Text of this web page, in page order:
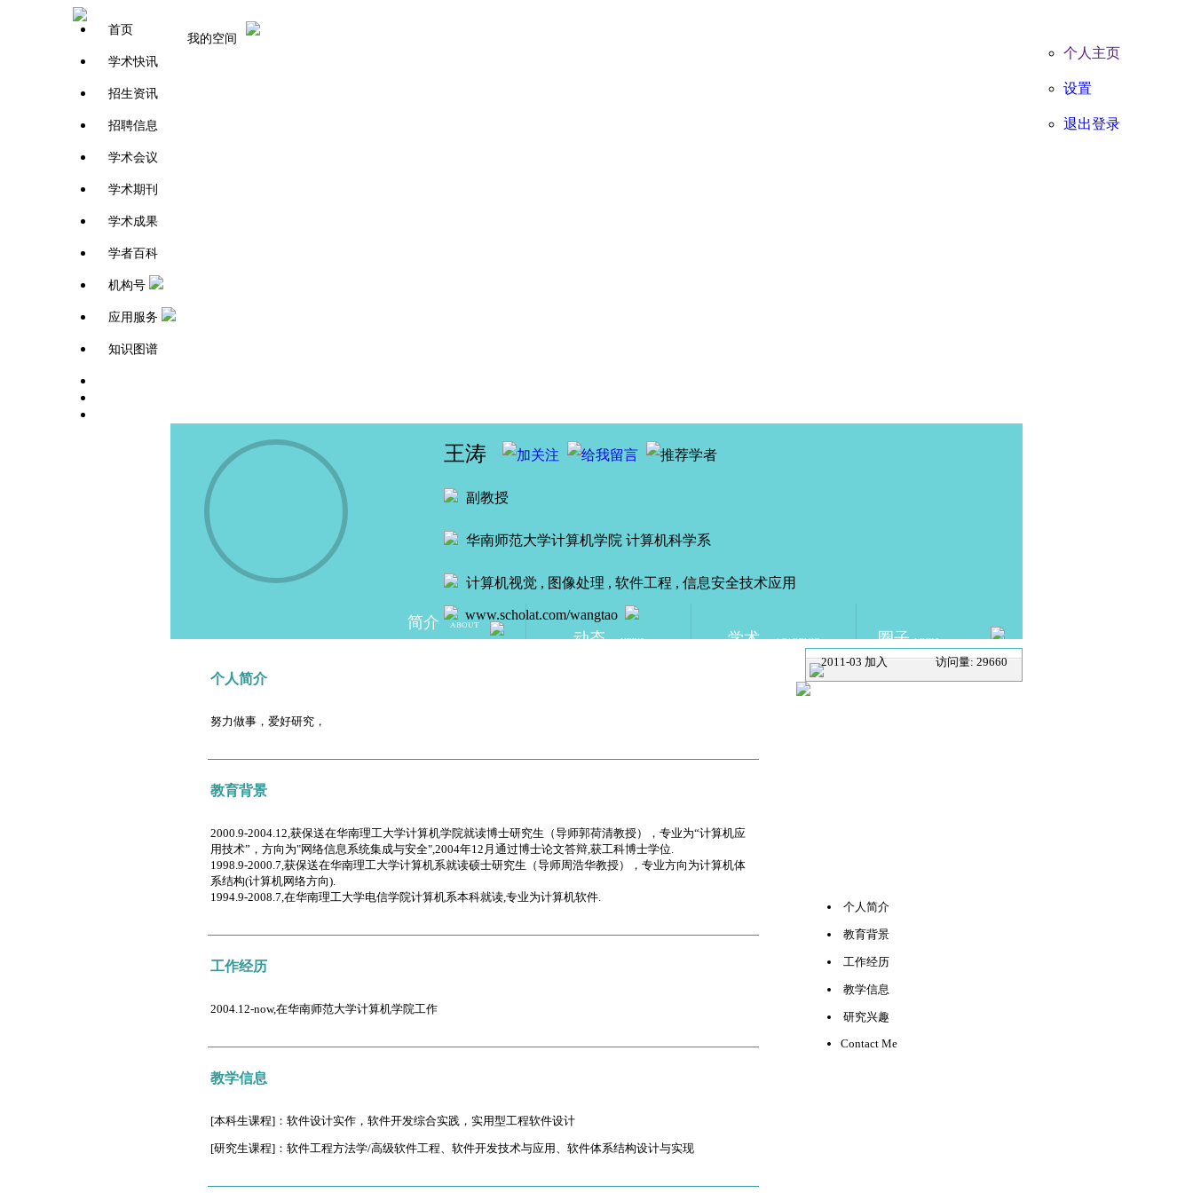
首页
学术快讯
招生资讯
招聘信息
学术会议
学术期刊
学术成果
学者百科
机构号
应用服务
知识图谱
我的空间
个人主页
设置
退出登录
王涛
副教授
华南师范大学计算机学院 计算机科学系
计算机视觉 , 图像处理 , 软件工程 , 信息安全技术应用
www.scholat.com/wangtao
简介ABOUT
动态NEWS 学术ACADEMIC 圈子LINKS
个人简介
努力做事，爱好研究，
教育背景
2000.9-2004.12,获保送在华南理工大学计算机学院就读博士研究生（导师郭荷清教授），专业为“计算机应
用技术”，方向为"网络信息系统集成与安全",2004年12月通过博士论文答辩,获工科博士学位.
1998.9-2000.7,获保送在华南理工大学计算机系就读硕士研究生（导师周浩华教授），专业方向为计算机体
系结构(计算机网络方向).
1994.9-2008.7,在华南理工大学电信学院计算机系本科就读,专业为计算机软件.
工作经历
2004.12-now,在华南师范大学计算机学院工作
教学信息
[本科生课程]：软件设计实作，软件开发综合实践，实用型工程软件设计
[研究生课程]：软件工程方法学/高级软件工程、软件开发技术与应用、软件体系结构设计与实现
2011-03 加入 访问量: 29660
个人简介
教育背景
工作经历
教学信息
研究兴趣
Contact Me